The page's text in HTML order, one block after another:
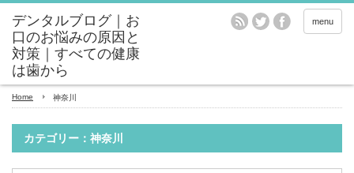
menu
Home 神奈川
カテゴリー：神奈川